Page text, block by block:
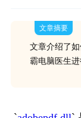
文章摘要
文章介绍了
霸电脑医生进